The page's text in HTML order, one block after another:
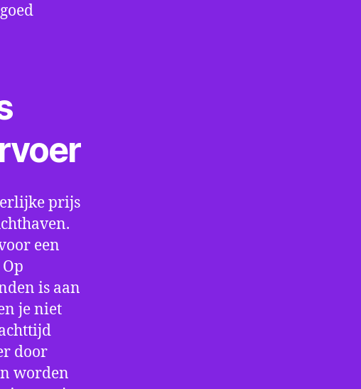
prijs
een
is aan
je niet
door
worden